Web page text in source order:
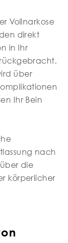
Vollnarkose
direkt
in Ihr
über
Ihr Bein
nach
die
körperlicher